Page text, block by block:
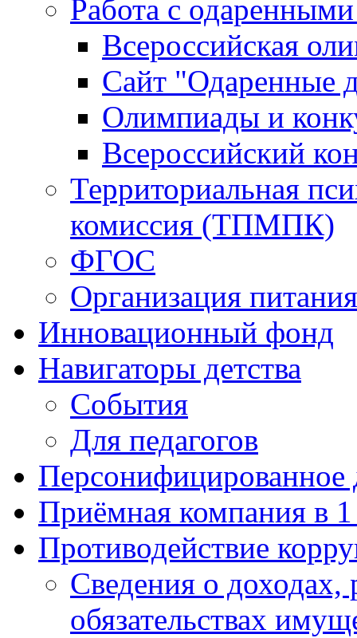
Работа с
Всероссийская
Сайт "Одаренные
Олимпиады и
Всероссийский
Территориальная
комиссия (ТПМПК)
ФГОС
Организация питания
Инновационный фонд
Навигаторы детства
События
Для педагогов
Персонифицированное
Приёмная компания в 1
Противодействие
Сведения о доходах,
обязательствах